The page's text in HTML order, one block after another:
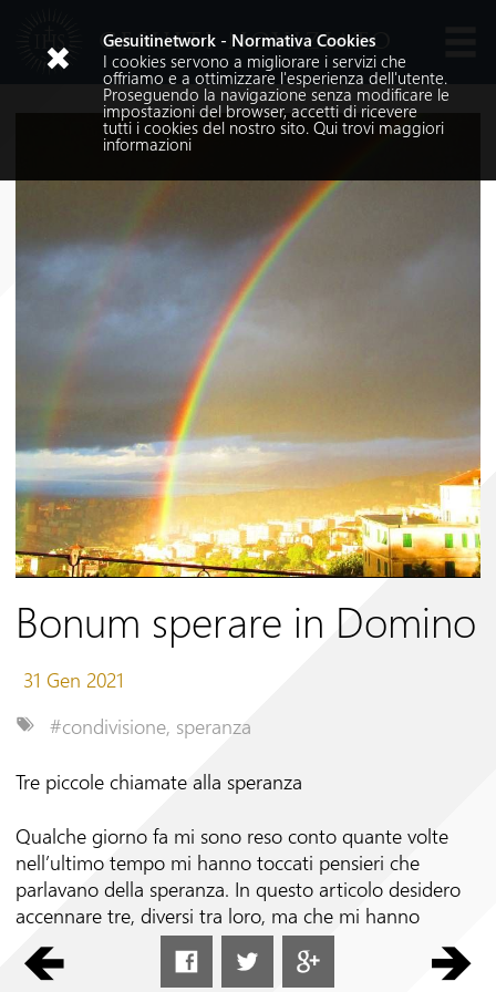
GESUITI NOVIZIATO
Bonum sperare in Domino
31 Gen 2021
#condivisione, speranza
Tre piccole chiamate alla speranza
Qualche giorno fa mi sono reso conto quante volte
nell’ultimo tempo mi hanno toccati pensieri che
parlavano della speranza. In questo articolo desidero
accennare tre, diversi tra loro, ma che mi hanno
aiutato. In questo senso questa breve scritta non è un
pensiero mio: molto di più una lode alla comunità, ai
Lingue
Cerca nel sito
Cerca
Gesuitinetwork - Normativa Cookies
I cookies servono a migliorare i servizi che
offriamo e a ottimizzare l'esperienza dell'utente.
Proseguendo la navigazione senza modificare le
impostazioni del browser, accetti di ricevere
tutti i cookies del nostro sito. Quitrovi maggiori
informazioni